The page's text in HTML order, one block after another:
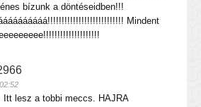
bízunk a döntéseidben!!!
Mindent
Itt lesz a tobbi meccs. HAJRA